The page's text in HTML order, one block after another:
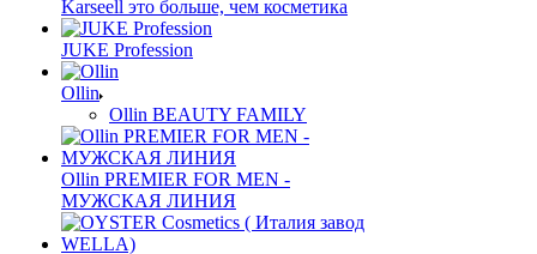
Karseell это больше, чем косметика
JUKE Profession
Ollin
Ollin BEAUTY FAMILY
Ollin PREMIER FOR MEN -
МУЖСКАЯ ЛИНИЯ